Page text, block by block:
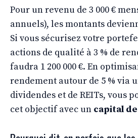
Pour un revenu de 3 000 €
annuels), les montants
Si vous sécurisez votre
actions de qualité à 3 % de
faudra 1 200 000 €. En
rendement autour de 5 % via
dividendes et de REITs, vous
cet objectif avec un capital de